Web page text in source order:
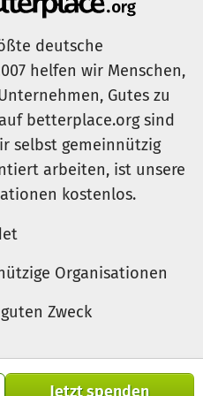
Jetzt spenden
dass wir weiterhin
sie uns am meisten
und Tieren in Not damit
echte Chance aufs
sagen wir: DANKE von
bitten wir um eine kurze
schoenbuch.com/
deutsche
helfen wir Menschen,
Gutes zu
betterplace.org sind
selbst gemeinnützig
arbeiten, ist unsere
kostenlos.
Organisationen
Zweck